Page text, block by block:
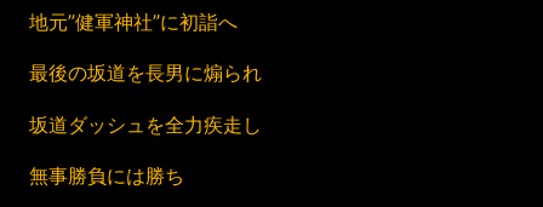
地元”健軍神社”に初詣へ
最後の坂道を長男に煽られ
坂道ダッシュを全力疾走し
無事勝負には勝ち